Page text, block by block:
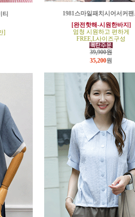
티
]
1981스마일패치시어서커팬
[완전핫해-시원한바지]
엄청 시원하고 편하게
FREE,L사이즈구성
39,900원
35,200원